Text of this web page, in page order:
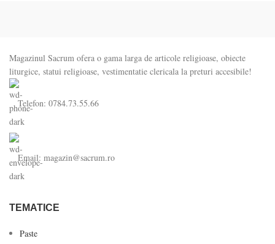
Magazinul Sacrum ofera o gama larga de articole religioase, obiecte
liturgice, statui religioase, vestimentatie clericala la preturi accesibile!
Telefon: 0784.73.55.66
Email: magazin@sacrum.ro
TEMATICE
Paste